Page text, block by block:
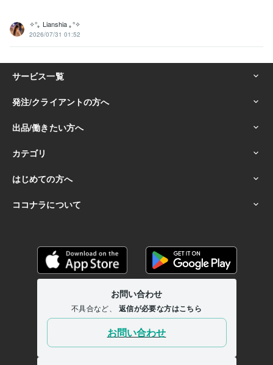
✧°｡ Lianshia ｡°✧
2026/07/31 01:52